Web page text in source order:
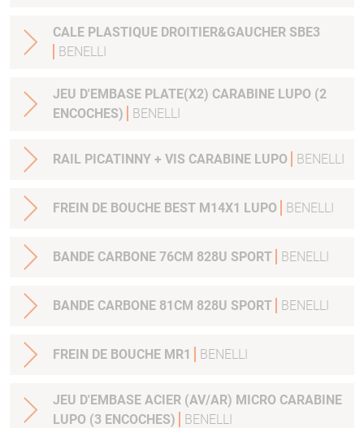
CALE PLASTIQUE DROITIER&GAUCHER SBE3
BENELLI
JEU D'EMBASE PLATE(X2) CARABINE LUPO (2
ENCOCHES)
BENELLI
RAIL PICATINNY + VIS CARABINE LUPO BENELLI
FREIN DE BOUCHE BEST M14X1 LUPO BENELLI
BANDE CARBONE 76CM 828U SPORT BENELLI
BANDE CARBONE 81CM 828U SPORT BENELLI
FREIN DE BOUCHE MR1 BENELLI
JEU D'EMBASE ACIER (AV/AR) MICRO CARABINE
LUPO (3 ENCOCHES)
BENELLI